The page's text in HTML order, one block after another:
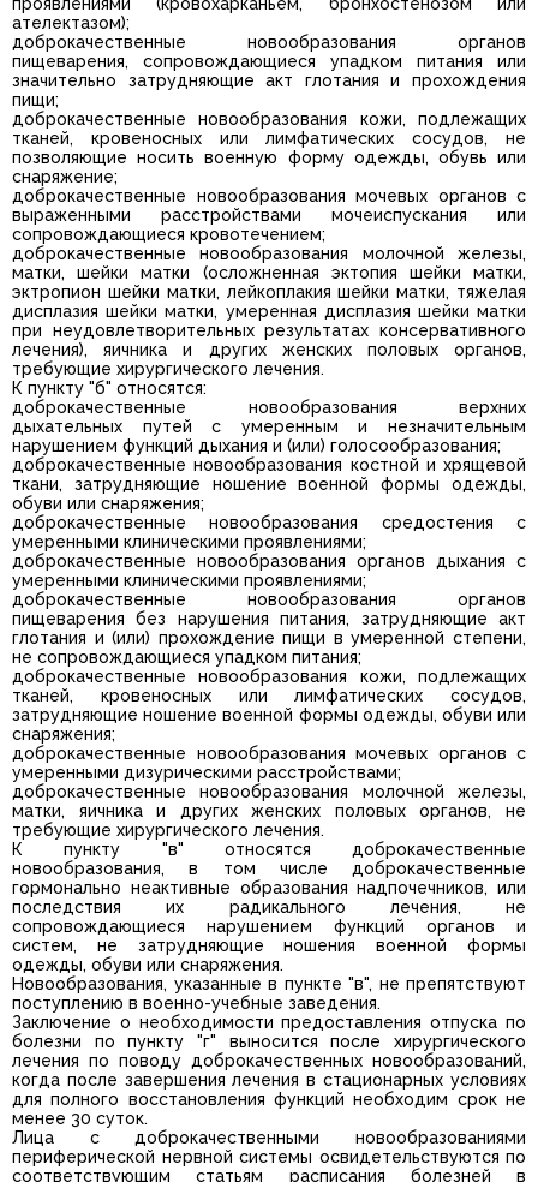
проявлениями (кровохарканьем, бронхостенозом или
ателектазом);
доброкачественные новообразования органов
пищеварения, сопровождающиеся упадком питания или
значительно затрудняющие акт глотания и прохождения
пищи;
доброкачественные новообразования кожи, подлежащих
тканей, кровеносных или лимфатических сосудов, не
позволяющие носить военную форму одежды, обувь или
снаряжение;
доброкачественные новообразования мочевых органов с
выраженными расстройствами мочеиспускания или
сопровождающиеся кровотечением;
доброкачественные новообразования молочной железы,
матки, шейки матки (осложненная эктопия шейки матки,
эктропион шейки матки, лейкоплакия шейки матки, тяжелая
дисплазия шейки матки, умеренная дисплазия шейки матки
при неудовлетворительных результатах консервативного
лечения), яичника и других женских половых органов,
требующие хирургического лечения.
К пункту "б" относятся:
доброкачественные новообразования верхних
дыхательных путей с умеренным и незначительным
нарушением функций дыхания и (или) голосообразования;
доброкачественные новообразования костной и хрящевой
ткани, затрудняющие ношение военной формы одежды,
обуви или снаряжения;
доброкачественные новообразования средостения с
умеренными клиническими проявлениями;
доброкачественные новообразования органов дыхания с
умеренными клиническими проявлениями;
доброкачественные новообразования органов
пищеварения без нарушения питания, затрудняющие акт
глотания и (или) прохождение пищи в умеренной степени,
не сопровождающиеся упадком питания;
доброкачественные новообразования кожи, подлежащих
тканей, кровеносных или лимфатических сосудов,
затрудняющие ношение военной формы одежды, обуви или
снаряжения;
доброкачественные новообразования мочевых органов с
умеренными дизурическими расстройствами;
доброкачественные новообразования молочной железы,
матки, яичника и других женских половых органов, не
требующие хирургического лечения.
К пункту "в" относятся доброкачественные
новообразования, в том числе доброкачественные
гормонально неактивные образования надпочечников, или
последствия их радикального лечения, не
сопровождающиеся нарушением функций органов и
систем, не затрудняющие ношения военной формы
одежды, обуви или снаряжения.
Новообразования, указанные в пункте "в", не препятствуют
поступлению в военно-учебные заведения.
Заключение о необходимости предоставления отпуска по
болезни по пункту "г" выносится после хирургического
лечения по поводу доброкачественных новообразований,
когда после завершения лечения в стационарных условиях
для полного восстановления функций необходим срок не
менее 30 суток.
Лица с доброкачественными новообразованиями
периферической нервной системы освидетельствуются по
соответствующим статьям расписания болезней в